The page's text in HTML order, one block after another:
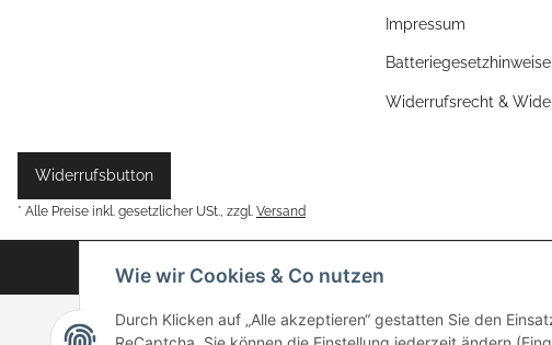
Wie wir Cookies & Co nutzen
Durch Klicken auf „Alle akzeptieren“ gestatten Sie den
Impressum
Batteriegesetzhinweise
Widerrufsrecht &
Widerrufsbutton
* Alle Preise inkl. gesetzlicher USt., zzgl. Versand